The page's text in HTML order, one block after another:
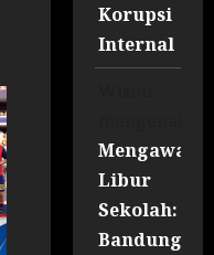
Korupsi
Internal
Mengawal
Libur
Sekolah:
Bandung